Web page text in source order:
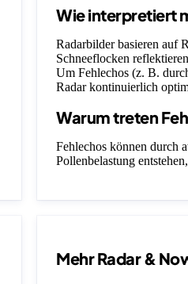
Wie interpretiert
Radarbilder basieren auf
Schneeflocken
Um Fehlechos (z. B.
Radar kontinuierlich
Warum treten
Fehlechos können durch
Pollenbelastung
Mehr Radar &